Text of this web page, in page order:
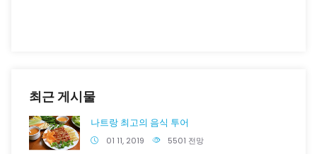
최근 게시물
나트랑 최고의 음식 투어
01 11, 2019 5501 전망